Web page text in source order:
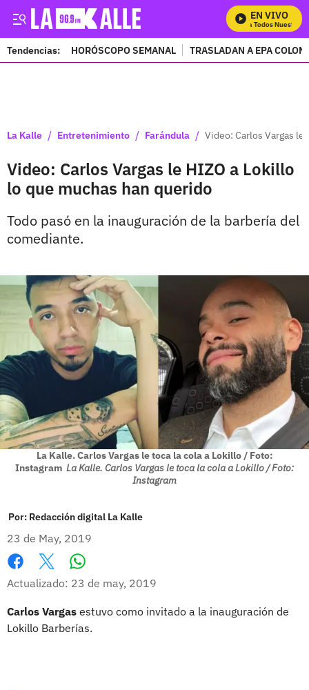
EN VIVO
Mira Todos Nuestros
Tendencias: HORÓSCOPO SEMANAL TRASLADAN A EPA
La Kalle / Entretenimiento / Farándula / Video: Carlos Vargas
Video: Carlos Vargas le HIZO a Lokillo
lo que muchas han querido
Todo pasó en la inauguración de la barbería del
comediante.
La Kalle. Carlos Vargas le toca la cola a Lokillo / Foto:
Instagram La Kalle. Carlos Vargas le toca la cola a Lokillo / Foto:
Instagram
Por: Redacción digital La Kalle
23 de May, 2019
Facebook
X
Actualizado: 23 de may, 2019
Carlos Vargas estuvo como invitado a la inauguración de
Lokillo Barberías.